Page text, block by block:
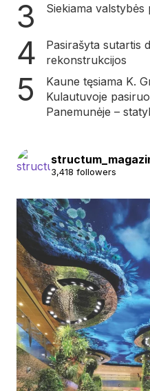
Siekiama
Pasirašyta sutartis
rekonstrukcijos
Kaune tęsiama K.
Kulautuvoje
Panemunėje –
3,418 followers